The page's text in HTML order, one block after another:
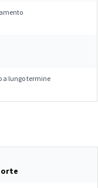
a lungo termine